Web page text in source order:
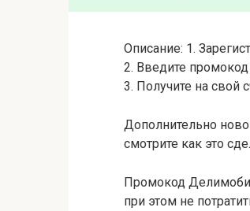
Описание: 1.
2. Введите
3. Получите на свой
Дополнительно
смотрите как это
Промокод
при этом не